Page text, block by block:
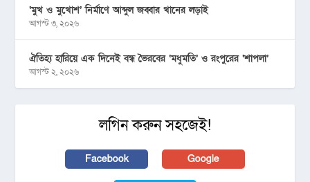
‘মুখ ও মুখোশ’ নির্মাণে আব্দুল জব্বার খানের লড়াই
আগস্ট ৩, ২০২৬
ঐতিহ্য হারিয়ে এক দিনেই বন্ধ ভৈরবের ‘মধুমতি’ ও রংপুরের ‘শাপলা’
আগস্ট ২, ২০২৬
লগিন করুন সহজেই!
Facebook Google